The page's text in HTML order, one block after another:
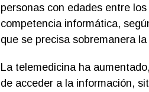
personas con edades entre
competencia informática,
que se precisa sobremanera
La telemedicina ha
de acceder a la información,